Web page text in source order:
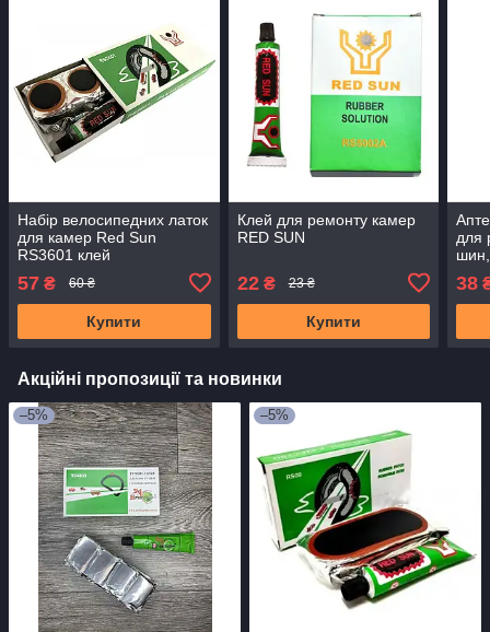
Набір велосипедних латок
для камер Red Sun
RS3601 клей
57 ₴ 60 ₴
Купити
Клей для ремонту камер
RED SUN
22₴ 23 ₴
Купити
для
шин,
38
Акційні пропозиції та новинки
–5% –5%